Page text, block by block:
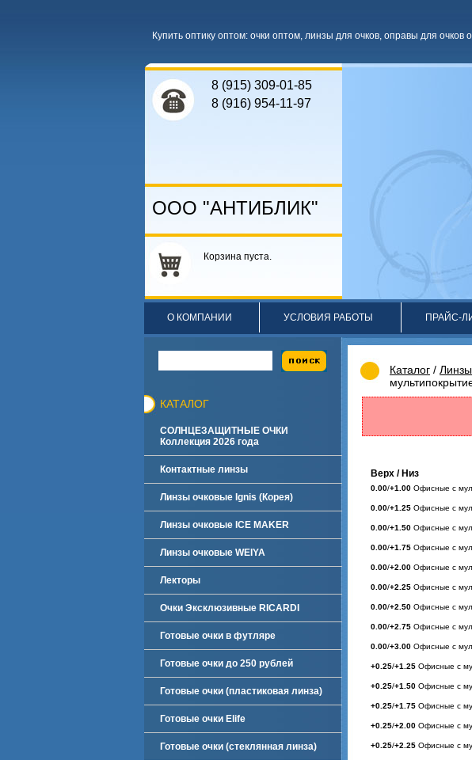
Купить оптику оптом: очки оптом, линзы для очков, оправы для очков
8 (915) 309-01-85
8 (916) 954-11-97
ООО "АНТИБЛИК"
Корзина пуста.
О КОМПАНИИ УСЛОВИЯ РАБОТЫ ПРАЙС-
КАТАЛОГ
СОЛНЦЕЗАЩИТНЫЕ ОЧКИ
Коллекция 2026 года
Контактные линзы
Линзы очковые Ignis (Корея)
Линзы очковые ICE MAKER
Линзы очковые WEIYA
Лекторы
Очки Эксклюзивные RICARDI
Готовые очки в футляре
Готовые очки до 250 рублей
Готовые очки (пластиковая линза)
Готовые очки Elife
Готовые очки (стеклянная линза)
Каталог /
Верх / Низ
0.00/+1.00 Офисные с
0.00/+1.25 Офисные с
0.00/+1.50 Офисные с
0.00/+1.75 Офисные с
0.00/+2.00 Офисные с
0.00/+2.25 Офисные с
0.00/+2.50 Офисные с
0.00/+2.75 Офисные с
0.00/+3.00 Офисные с
+0.25/+1.25 Офисные с
+0.25/+1.50 Офисные с
+0.25/+1.75 Офисные с
+0.25/+2.00 Офисные с
+0.25/+2.25 Офисные с